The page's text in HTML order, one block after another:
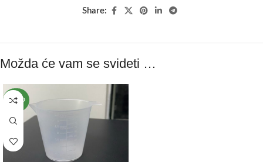
Share:
Možda će vam se svideti …
NOVO